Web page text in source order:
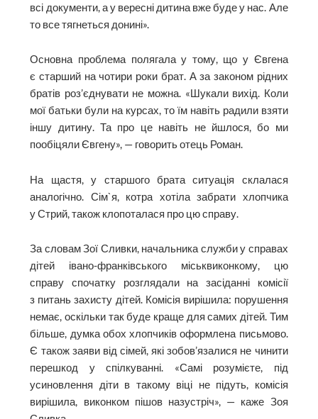
всі документи, а у вересні дитина вже буде у нас. Але
то все тягнеться донині».
Основна проблема полягала у тому, що у Євгена
є старший на чотири роки брат. А за законом рідних
братів роз’єднувати не можна. «Шукали вихід. Коли
мої батьки були на курсах, то їм навіть радили взяти
іншу дитину. Та про це навіть не йшлося, бо ми
пообіцяли Євгену», — говорить отець Роман.
На щастя, у старшого брата ситуація склалася
аналогічно. Сім`я, котра хотіла забрати хлопчика
у Стрий, також клопоталася про цю справу.
За словам Зої Сливки, начальника служби у справах
дітей івано-франківського міськвиконкому, цю
справу спочатку розглядали на засіданні комісії
з питань захисту дітей. Комісія вирішила: порушення
немає, оскільки так буде краще для самих дітей. Тим
більше, думка обох хлопчиків оформлена письмово.
Є також заяви від сімей, які зобов’язалися не чинити
перешкод у спілкуванні. «Самі розумієте, під
усиновлення діти в такому віці не підуть, комісія
вирішила, виконком пішов назустріч», — каже Зоя